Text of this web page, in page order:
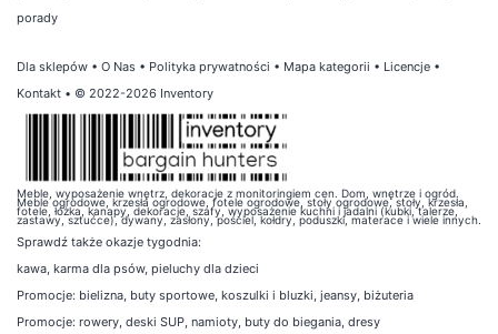
porady
Dla sklepów • O Nas • Polityka prywatności • Mapa kategorii • Licencje •
Kontakt • © 2022-2026 Inventory
Meble, wyposażenie wnętrz, dekoracje z monitoringiem cen. Dom, wnętrze i ogród.
Meble ogrodowe, krzesła ogrodowe, fotele ogrodowe, stoły ogrodowe, stoły, krzesła,
fotele, łóżka, kanapy, dekoracje, szafy, wyposażenie kuchni i jadalni (kubki, talerze,
zastawy, sztućce), dywany, zasłony, pościel, kołdry, poduszki, materace i wiele innych.
Sprawdź także okazje tygodnia:
kawa, karma dla psów, pieluchy dla dzieci
Promocje: bielizna, buty sportowe, koszulki i bluzki, jeansy, biżuteria
Promocje: rowery, deski SUP, namioty, buty do biegania, dresy